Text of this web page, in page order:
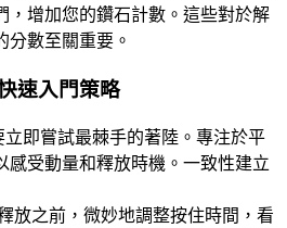
，增加您的鑽石計數。這些對於解
分數至關重要。
速入門策略
立即嘗試最棘手的著陸。專注於平
感受動量和釋放時機。一致性建立
放之前，微妙地調整按住時間，看